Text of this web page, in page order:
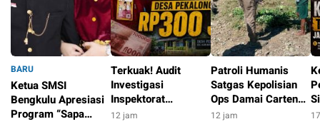
BARU
Ketua SMSI
Bengkulu Apresiasi
Program “Sapa
Terkuak! Audit
Investigasi
Inspektorat
Temukan Dugaan
12 jam
Patroli Humanis
Satgas Kepolisian
Ops Damai Cartenz
di Puncak Jaya
12 jam